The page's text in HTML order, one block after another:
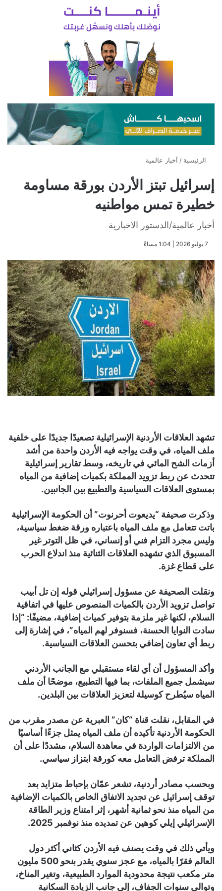
الرئيسية / أخبار عالمية
إسرائيل تبتز الأردن بورقة مساومة
خطيرة تمس مواطنيه
أخبار عالمية/الدستور الاخبارية
​7 يوليو 2026 | 1:04 مساءً
تشهد العلاقات الأردنية الإسرائيلية تصعيدًا جديدًا على خلفية
ملف المياه، في وقت يواجه فيه الأردن واحدة من أشد
أزمات الشح المائي في تاريخه، وسط تقارير إسرائيلية
تتحدث عن ربط تزويد المملكة بكميات إضافية من المياه
بمستوى العلاقات السياسية والتطبيع بين الجانبين.
وذكرت صحيفة “يديعوت أحرنوت” أن الحكومة الإسرائيلية
باتت تتعامل مع ملف المياه باعتباره ورقة ضغط سياسية،
وليس مجرد التزام فني أو إنساني، في ظل التوتر غير
المسبوق الذي تشهده العلاقات الثنائية منذ اندلاع الحرب
على قطاع غزة.
ونقلت الصحيفة عن مسؤول إسرائيلي قوله إن تل أبيب
تواصل تزويد الأردن بالكميات المنصوص عليها في اتفاقية
السلام، لكنها غير ملزمة بتوفير كميات إضافية، مضيفًا: “إذا
سادت النوايا الحسنة، فسنوفر لهم المياه”، في إشارة إلى
ربط أي تعاون إضافي بتحسن العلاقات السياسية.
وأكد المسؤول أن أي لقاء مستقبلي مع الجانب الأردني
سيشمل جميع الملفات، بما فيها التطبيع، موضحًا أن ملف
المياه سيُطرح كوسيلة لتعزيز العلاقات بين البلدين.
في المقابل، نقلت قناة “كان” العبرية عن مصدر مقرب من
الحكومة الأردنية تأكيده أن ملف المياه يمثل جزءًا أساسيًا
من الالتزامات الواردة في معاهدة السلام، مشددًا على أن
المملكة ترفض التعامل معه كورقة ابتزاز سياسي.
وبحسب مصادر أردنية، تشعر عمّان بإحباط متزايد بعد
توقف إسرائيل عن تجديد الاتفاق الخاص بالكميات الإضافية
من المياه منذ نحو ثمانية أشهر، إثر امتناع وزير الطاقة
الإسرائيلي إيلي كوهين عن تمديده منذ نوفمبر 2025.
ويأتي ذلك في وقت يصنف فيه الأردن كثاني أكثر دول
العالم فقرًا بالمياه، مع عجز سنوي يقدر بنحو 500 مليون
متر مكعب نتيجة محدودية الموارد الطبيعية، وتغير المناخ،
وتوالي سنوات الجفاف، إلى جانب الزيادة السكانية